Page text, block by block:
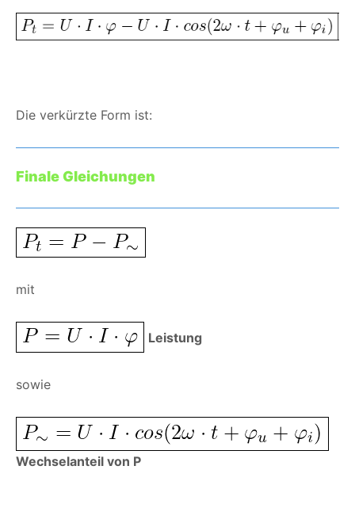
Die verkürzte Form ist:
Finale Gleichungen
mit
Leistung
sowie
Wechselanteil von P